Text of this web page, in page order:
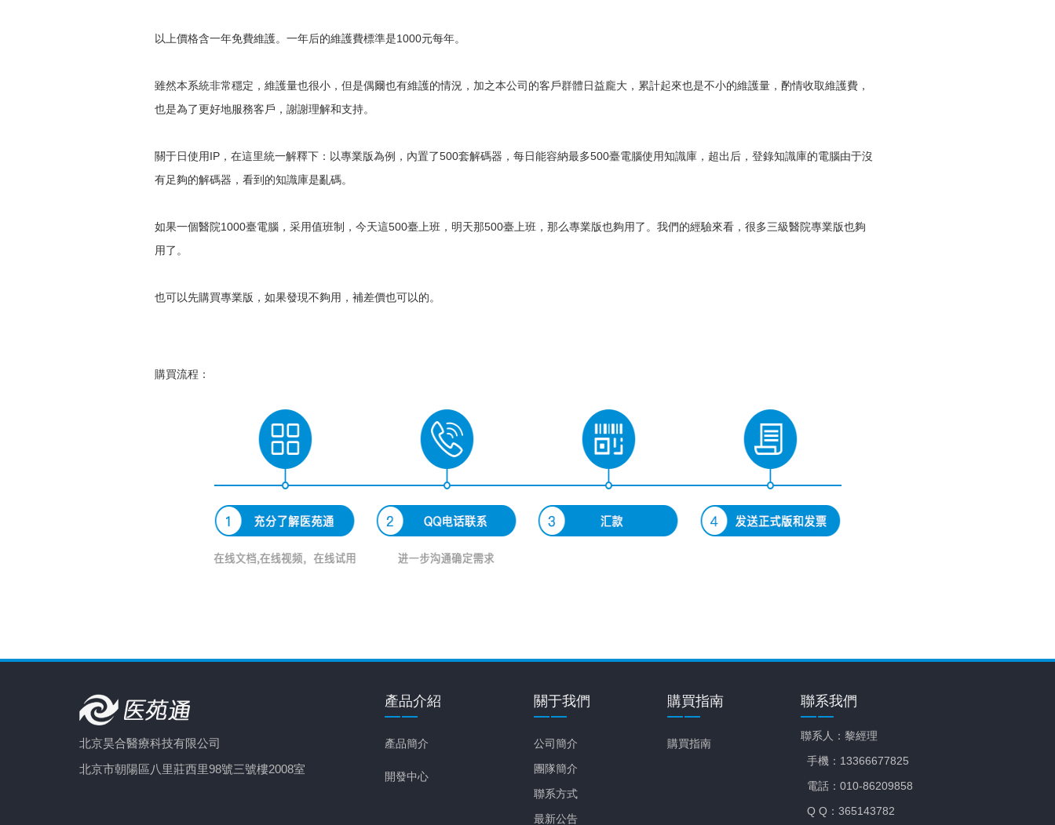
以上價格含一年免費維護。一年后的維護費標準是1000元每年。
雖然本系統非常穩定，維護量也很小，但是偶爾也有維護的情況，加之本公司的客戶群體日益龐大，累計起來也是不小的維護量，酌情收取維護費，
也是為了更好地服務客戶，謝謝理解和支持。
關于日使用IP，在這里統一解釋下：以專業版為例，內置了500套解碼器，每日能容納最多500臺電腦使用知識庫，超出后，登錄知識庫的電腦由于沒
有足夠的解碼器，看到的知識庫是亂碼。
如果一個醫院1000臺電腦，采用值班制，今天這500臺上班，明天那500臺上班，那么專業版也夠用了。我們的經驗來看，很多三級醫院專業版也夠
用了。
也可以先購買專業版，如果發現不夠用，補差價也可以的。
購買流程：
北京昊合醫療科技有限公司
北京市朝陽區八里莊西里98號三號樓2008室
產品介紹
產品簡介
開發中心
關于我們
公司簡介
團隊簡介
聯系方式
最新公告
購買指南
購買指南
聯系我們
聯系人：黎經理
手機：13366677825
電話：010-86209858
Q Q：365143782